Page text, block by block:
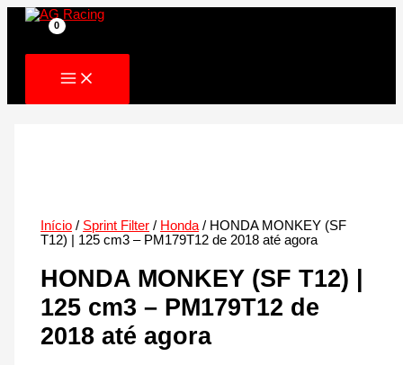
Skip
Início / Sprint Filter / Honda/ HONDA MONKEY (SF
T12) | 125 cm3 – PM179T12 de 2018 até agora
HONDA MONKEY (SF T12) |
125 cm3 – PM179T12 de
2018 até agora